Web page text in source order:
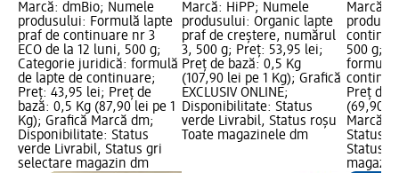
Marcă: dmBio; Numele
produsului: Formulă lapte
praf de continuare nr 3
ECO de la 12 luni, 500 g;
Categorie juridică: formulă
de lapte de continuare;
Preț: 43,95 lei; Preț de
bază: 0,5 Kg (87,90 lei pe 1
Kg); Grafică Marcă dm;
Disponibilitate: Status
verde Livrabil, Status gri
selectare magazin dm
Marcă: HiPP; Numele
produsului: Organic lapte
praf de creștere, numărul
3, 500 g; Preț: 53,95 lei;
Preț de bază: 0,5 Kg
(107,90 lei pe 1 Kg); Grafică
EXCLUSIV ONLINE;
Disponibilitate: Status
verde Livrabil, Status roșu
Toate magazinele dm
Marcă:
500 g;
formulă
Preț de
(69,90
Marcă
Status
Status